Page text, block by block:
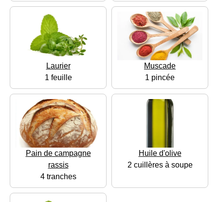
Laurier
1 feuille
Muscade
1 pincée
Pain de campagne
rassis
4 tranches
Huile d'olive
2 cuillères à soupe